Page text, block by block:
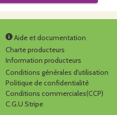
Aide et documentation
Charte producteurs
Information producteurs
Conditions générales d'utilisation
Politique de confidentialité
Conditions commerciales(CCP)
C.G.U Stripe